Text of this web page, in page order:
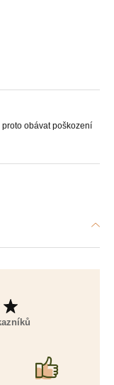
obávat poškození